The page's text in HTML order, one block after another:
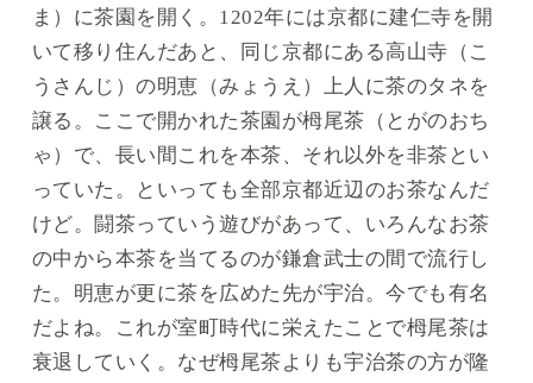
ま）に茶園を開く。1202年には京都に建仁寺を開
いて移り住んだあと、同じ京都にある高山寺（こ
うさんじ）の明恵（みょうえ）上人に茶のタネを
譲る。ここで開かれた茶園が栂尾茶（とがのおち
ゃ）で、長い間これを本茶、それ以外を非茶とい
っていた。といっても全部京都近辺のお茶なんだ
けど。闘茶っていう遊びがあって、いろんなお茶
の中から本茶を当てるのが鎌倉武士の間で流行し
た。明恵が更に茶を広めた先が宇治。今でも有名
だよね。これが室町時代に栄えたことで栂尾茶は
衰退していく。なぜ栂尾茶よりも宇治茶の方が隆